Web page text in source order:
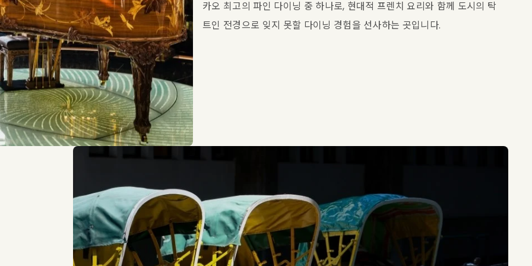
카오 최고의 파인 다이닝 중 하나로, 현대적 프렌치 요리와 함께 도시의 탁
트인 전경으로 잊지 못할 다이닝 경험을 선사하는 곳입니다.